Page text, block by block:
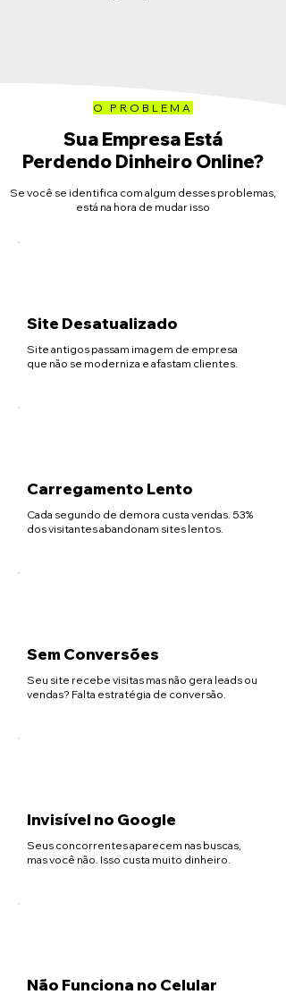
O PROBLEMA
Sua Empresa Está
Perdendo Dinheiro Online?
Se você se identifica com algum desses problemas,
está na hora de mudar isso
Site Desatualizado
Site antigos passam imagem de empresa
que não se moderniza e afastam clientes.
Carregamento Lento
Cada segundo de demora custa vendas. 53%
dos visitantes abandonam sites lentos.
Sem Conversões
Seu site recebe visitas mas não gera leads ou
vendas? Falta estratégia de conversão.
Invisível no Google
Seus concorrentes aparecem nas buscas,
mas você não. Isso custa muito dinheiro.
Não Funciona no Celular